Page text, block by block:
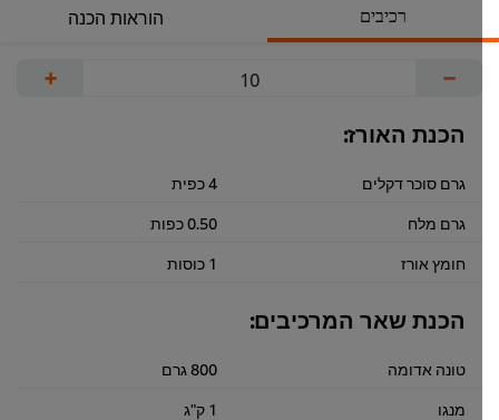
יופיו ורעננותו.רכיבים הוראות הכנה
הכנת האורז:
גרם סוכר דקלים
גרם מלח
0.50 כפות
חומץ אורז
הכנת שאר המרכיבים:
טונה אדומה
800 גרם
מנגו